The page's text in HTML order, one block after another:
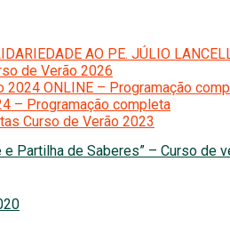
Partilha de Saberes” – Curso de
AO PE. JÚLIO
de Verão 2026
2024 ONLINE – Programação
– Programação completa
Curso de Verão 2023